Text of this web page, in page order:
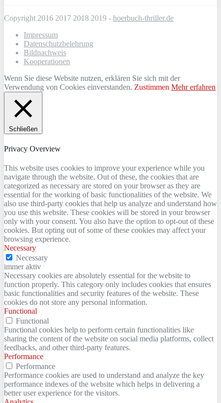
Copyright 2016 2017 2018 2019 - hoerbuch-thriller.de
Impressum
Datenschutzbelehrung
Bildnachweis
Kooperationen
Wenn Sie diese Website nutzen, erklären Sie sich mit der
Verwendung von Cookies einverstanden. Zustimmen Mehr erfahren
Schließen
Privacy Overview
This website uses cookies to improve your experience while you
navigate through the website. Out of these, the cookies that are
categorized as necessary are stored on your browser as they are
essential for the working of basic functionalities of the website. We
also use third-party cookies that help us analyze and understand how
you use this website. These cookies will be stored in your browser
only with your consent. You also have the option to opt-out of these
cookies. But opting out of some of these cookies may affect your
browsing experience.
Necessary
Necessary
immer aktiv
Necessary cookies are absolutely essential for the website to
function properly. This category only includes cookies that ensures
basic functionalities and security features of the website. These
cookies do not store any personal information.
Functional
Functional
Functional cookies help to perform certain functionalities like
sharing the content of the website on social media platforms, collect
feedbacks, and other third-party features.
Performance
Performance
Performance cookies are used to understand and analyze the key
performance indexes of the website which helps in delivering a
better user experience for the visitors.